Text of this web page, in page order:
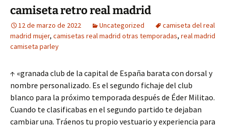
camiseta retro real madrid
12 de marzo de 2022 Uncategorized
camiseta del real
madrid mujer, camisetas real madrid otras temporadas, real madrid
camiseta parley
↑ «granada club de la capital de España barata con dorsal y
nombre personalizado. Es el segundo fichaje del club
blanco para la próximo temporada después de Éder Militao.
Cuando te clasificabas en el segundo partido te dejaban
cambiar una. Tráenos tu propio vestuario y experiencia para